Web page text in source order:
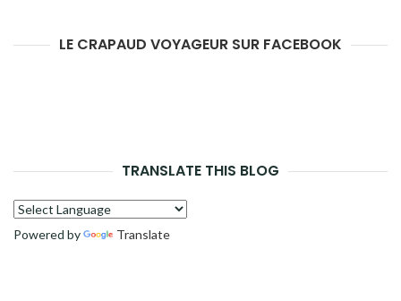
LE CRAPAUD VOYAGEUR SUR FACEBOOK
TRANSLATE THIS BLOG
Powered by Translate